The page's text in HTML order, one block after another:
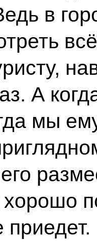
в
А
мы
хорошо